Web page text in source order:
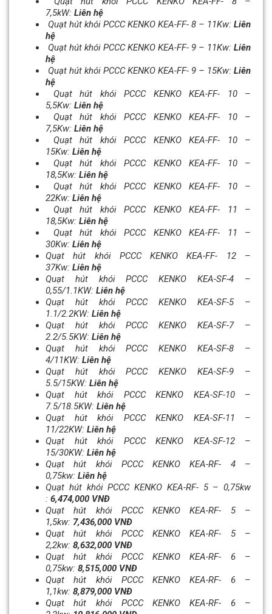
7,5kW: Liên hệ
Quạt hút khói PCCC KENKO KEA-FF- 8 – 11Kw: Liên
hệ
Quạt hút khói PCCC KENKO KEA-FF- 9 – 11Kw: Liên
hệ
Quạt hút khói PCCC KENKO KEA-FF- 9 – 15Kw: Liên
hệ
Quạt hút khói PCCC KENKO KEA-FF- 10 –
5,5Kw: Liên hệ
Quạt hút khói PCCC KENKO KEA-FF- 10 –
7,5Kw: Liên hệ
Quạt hút khói PCCC KENKO KEA-FF- 10 –
15Kw: Liên hệ
Quạt hút khói PCCC KENKO KEA-FF- 10 –
18,5Kw: Liên hệ
Quạt hút khói PCCC KENKO KEA-FF- 10 –
22Kw: Liên hệ
Quạt hút khói PCCC KENKO KEA-FF- 11 –
18,5Kw: Liên hệ
Quạt hút khói PCCC KENKO KEA-FF- 11 –
30Kw: Liên hệ
Quạt hút khói PCCC KENKO KEA-FF- 12 –
37Kw: Liên hệ
Quạt hút khói PCCC KENKO KEA-SF-4 –
0,55/1.1KW: Liên hệ
Quạt hút khói PCCC KENKO KEA-SF-5 –
1.1/2.2KW: Liên hệ
Quạt hút khói PCCC KENKO KEA-SF-7 –
2.2/5.5KW: Liên hệ
Quạt hút khói PCCC KENKO KEA-SF-8 –
4/11KW: Liên hệ
Quạt hút khói PCCC KENKO KEA-SF-9 –
5.5/15KW: Liên hệ
Quạt hút khói PCCC KENKO KEA-SF-10 –
7.5/18.5KW: Liên hệ
Quạt hút khói PCCC KENKO KEA-SF-11 –
11/22KW: Liên hệ
Quạt hút khói PCCC KENKO KEA-SF-12 –
15/30KW: Liên hệ
Quạt hút khói PCCC KENKO KEA-RF- 4 –
0,75kw: Liên hệ
Quạt hút khói PCCC KENKO KEA-RF- 5 – 0,75kw
: 6,474,000 VNĐ
Quạt hút khói PCCC KENKO KEA-RF- 5 –
1,5kw: 7,436,000 VNĐ
Quạt hút khói PCCC KENKO KEA-RF- 5 –
2,2kw: 8,632,000 VNĐ
Quạt hút khói PCCC KENKO KEA-RF- 6 –
0,75kw: 8,515,000 VNĐ
Quạt hút khói PCCC KENKO KEA-RF- 6 –
1,1kw: 8,879,000 VNĐ
Quạt hút khói PCCC KENKO KEA-RF- 6 –